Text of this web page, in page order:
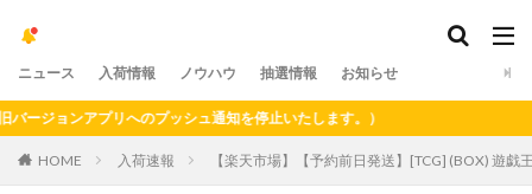
ニュース 入荷情報 ノウハウ 抽選情報 お知らせ
ンアプリへのプッシュ通知を停止いたします。）
HOME 入荷速報 【楽天市場】【予約前日発送】[TCG] (BOX) 遊